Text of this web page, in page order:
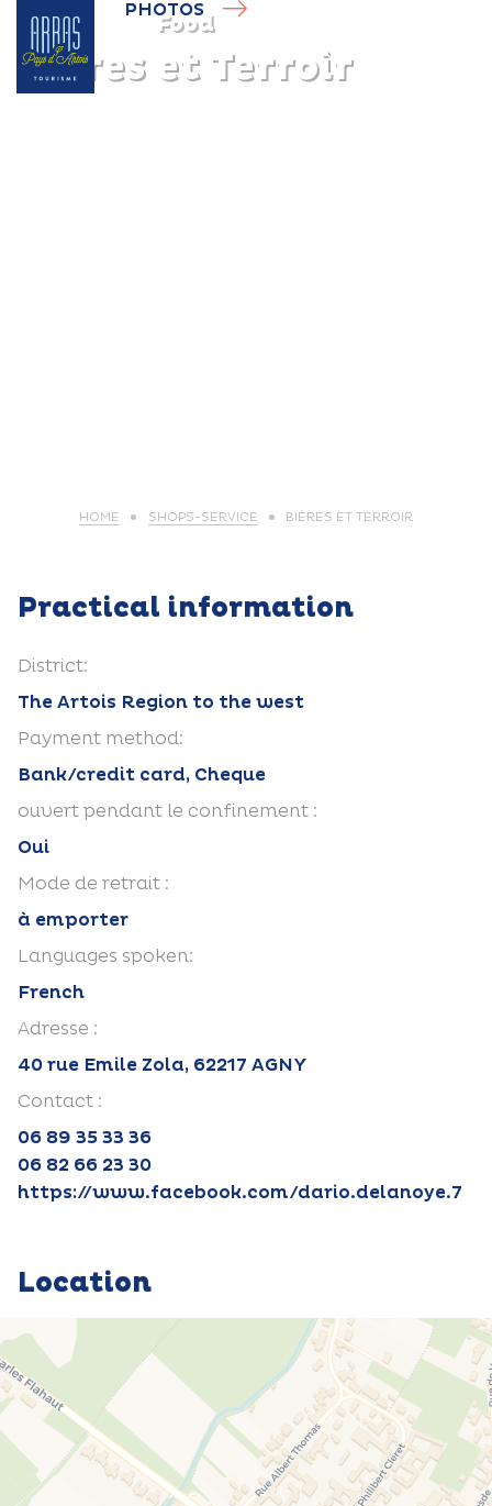
Food
Bières et Terroir
PHOTOS
HOME SHOPS-SERVICE BIÈRES ET TERROIR
Practical information
District:
The Artois Region to the west
Payment method:
Bank/credit card, Cheque
ouvert pendant le confinement :
Oui
Mode de retrait :
à emporter
Languages spoken:
French
Adresse :
40 rue Emile Zola, 62217 AGNY
Contact :
06 89 35 33 36
06 82 66 23 30
https://www.facebook.com/dario.delanoye.7
Location